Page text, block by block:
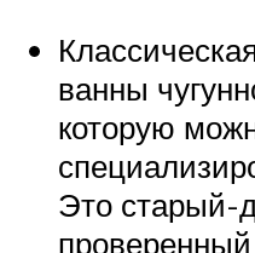
ванны
которую
Это старый-